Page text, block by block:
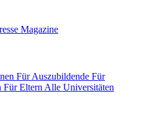
Magazine
Für Auszubildende Für
Für Eltern Alle Universitäten